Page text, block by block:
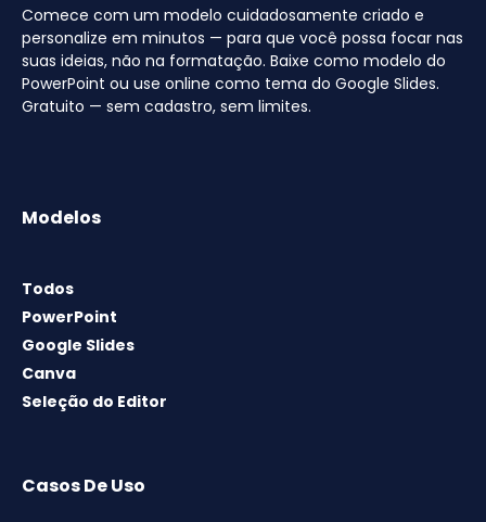
Comece com um modelo cuidadosamente criado e
personalize em minutos — para que você possa focar nas
suas ideias, não na formatação. Baixe como modelo do
PowerPoint ou use online como tema do Google Slides.
Gratuito — sem cadastro, sem limites.
Modelos
Todos
PowerPoint
Google Slides
Canva
Seleção do Editor
Casos De Uso